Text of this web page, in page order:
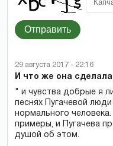
Отправить
29 августа 2017 - 22:16
И что же она
" и чувства добрые я
песнях Пугачевой
нормального
примеры, и Пугачева
душой об этом.